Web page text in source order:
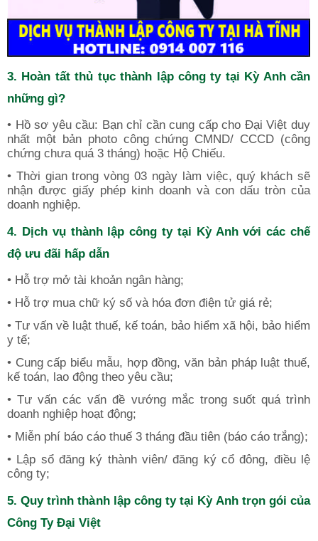
3. Hoàn tất thủ tục thành lập công ty tại Kỳ Anh cần
những gì?
• Hồ sơ yêu cầu: Bạn chỉ cần cung cấp cho Đại Việt duy
nhất một bản photo công chứng CMND/ CCCD (công
chứng chưa quá 3 tháng) hoặc Hộ Chiếu.
• Thời gian trong vòng 03 ngày làm việc, quý khách sẽ
nhận được giấy phép kinh doanh và con dấu tròn của
doanh nghiệp.
4. Dịch vụ thành lập công ty tại Kỳ Anh với các chế
độ ưu đãi hấp dẫn
• Hỗ trợ mở tài khoản ngân hàng;
• Hỗ trợ mua chữ ký số và hóa đơn điện tử giá rẻ;
• Tư vấn về luật thuế, kế toán, bảo hiểm xã hội, bảo hiểm
y tế;
• Cung cấp biểu mẫu, hợp đồng, văn bản pháp luật thuế,
kế toán, lao động theo yêu cầu;
• Tư vấn các vấn đề vướng mắc trong suốt quá trình
doanh nghiệp hoạt động;
• Miễn phí báo cáo thuế 3 tháng đầu tiên (báo cáo trắng);
• Lập sổ đăng ký thành viên/ đăng ký cổ đông, điều lệ
công ty;
5. Quy trình thành lập công ty tại Kỳ Anh trọn gói của
Công Ty Đại Việt